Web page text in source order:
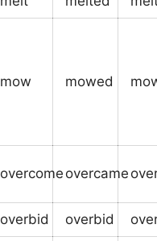
mow mowed
overcomeovercame
overbid overbid